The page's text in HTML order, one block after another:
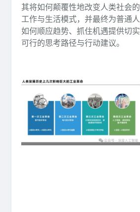
其将如何颠覆性地改变人类社会的
工作与生活模式，并最终为普通人
如何顺应趋势、抓住机遇提供切实
可行的思考路径与行动建议。